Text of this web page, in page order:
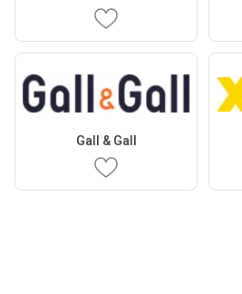
Gall & Gall